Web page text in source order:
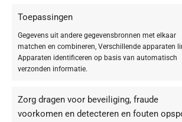
Toepassingen
Gegevens uit andere gegevensbronnen met elkaar
matchen en combineren, Verschillende apparaten
Apparaten identificeren op basis van automatisch
verzonden informatie.
Zorg dragen voor beveiliging, fraude
voorkomen en detecteren en fouten